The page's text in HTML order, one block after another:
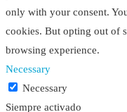
only with your consent.
cookies. But opting out of
browsing experience.
Necessary
Necessary
Siempre activado